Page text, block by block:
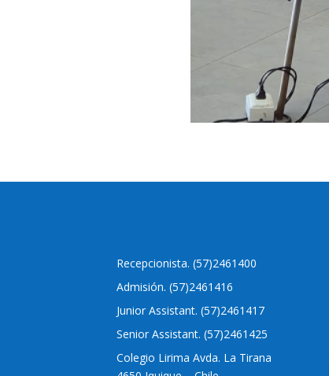
Recepcionista. (57)2461400
Admisión. (57)2461416
Junior Assistant. (57)2461417
Senior Assistant. (57)2461425
Colegio Lirima Avda. La Tirana